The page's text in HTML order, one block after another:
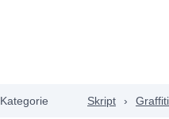
Kategorie Skript › Graffiti